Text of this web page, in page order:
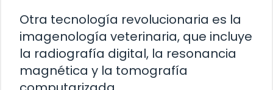
Otra tecnología revolucionaria es la
imagenología veterinaria, que incluye
la radiografía digital, la resonancia
magnética y la tomografía